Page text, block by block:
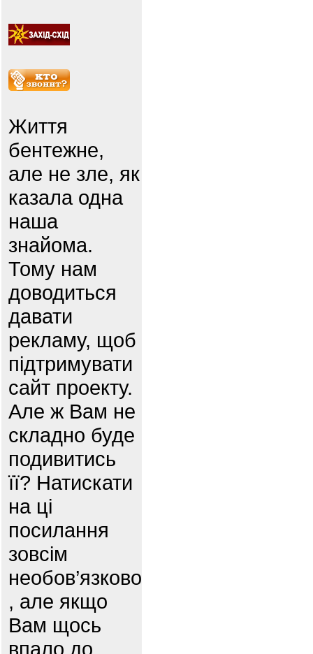
Життя
бентежне,
але не зле, як
казала одна
наша
знайома.
Тому нам
доводиться
давати
рекламу, щоб
підтримувати
сайт проекту.
Але ж Вам не
складно буде
подивитись
її? Натискати
на ці
посилання
зовсім
необов’язково
, але якщо
Вам щось
впало до